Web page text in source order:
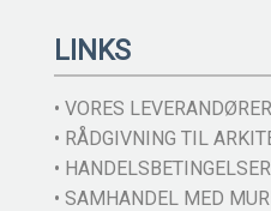
LINKS
• VORES LEVERANDØRER
• RÅDGIVNING TIL
• HANDELSBETINGELSER
• SAMHANDEL MED